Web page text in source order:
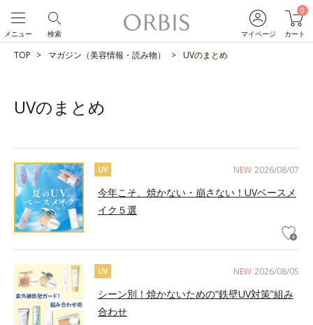
マイページ
0
カート
検索
メニュー
TOP マガジン（美容情報・読み物） UVのまとめ
UVのまとめ
NEW 2026/08/07
UV
今年こそ、焼かない・崩さない！UVベースメ
イク５選
NEW 2026/08/05
UV
シーン別！焼かないための“鉄壁UV対策”組み
合わせ